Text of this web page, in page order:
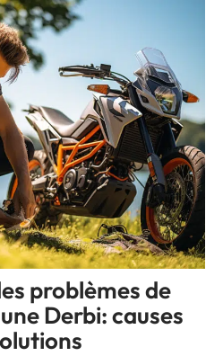
problèmes de
Derbi: causes